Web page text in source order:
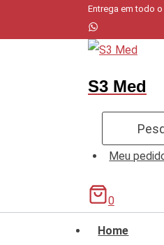
Entrega em todo
S3 Med
Meu
0
Home